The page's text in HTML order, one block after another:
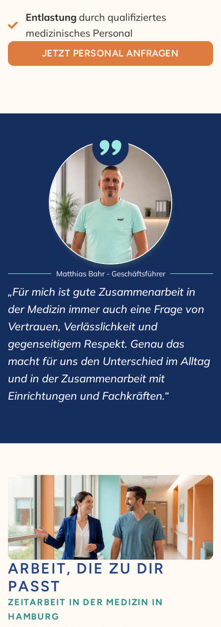
Entlastung durch qualifiziertes
medizinisches Personal
JETZT PERSONAL ANFRAGEN
„Für mich ist gute Zusammenarbeit in
der Medizin immer auch eine Frage von
Vertrauen, Verlässlichkeit und
gegenseitigem Respekt. Genau das
macht für uns den Unterschied im Alltag
und in der Zusammenarbeit mit
Einrichtungen und Fachkräften.“
Matthias Bahr - Geschäftsführer
ARBEIT, DIE ZU DIR
PASST
ZEITARBEIT IN DER MEDIZIN IN
HAMBURG